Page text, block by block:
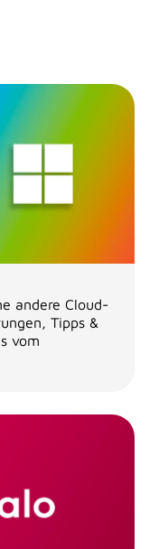
andere Cloud-
Tipps &
vom